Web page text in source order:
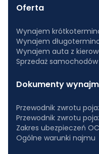
Oferta
Wynajem
Wynajem
Wynajem auta z
Sprzedaż samochodów
Dokumenty
Przewodnik zwrotu
Przewodnik zwrotu
Zakres ubezpieczeń
Ogólne warunki najmu